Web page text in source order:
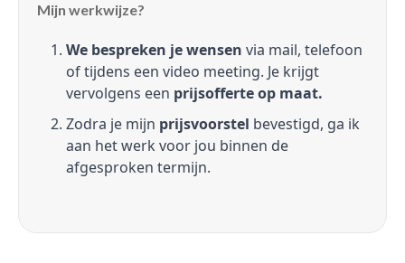
Mijn werkwijze?
We bespreken je wensen via mail, telefoon
of tijdens een video meeting. Je krijgt
vervolgens een prijsofferte op maat.
Zodra je mijn prijsvoorstel bevestigd, ga ik
aan het werk voor jou binnen de
afgesproken termijn.